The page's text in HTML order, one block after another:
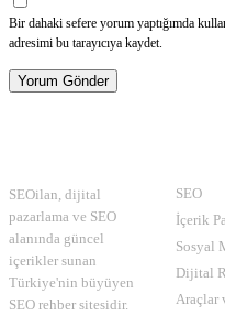
Bir dahaki sefere yorum yaptığımda
adresimi bu tarayıcıya kaydet.
Yorum Gönder
SEOilan, dijital
pazarlama ve SEO
alanında güncel
içerikler sunan
Türkiye'nin büyüyen
SEO rehber sitesidir.
SEO
İçerik
Sosyal
Dijital
Araçlar